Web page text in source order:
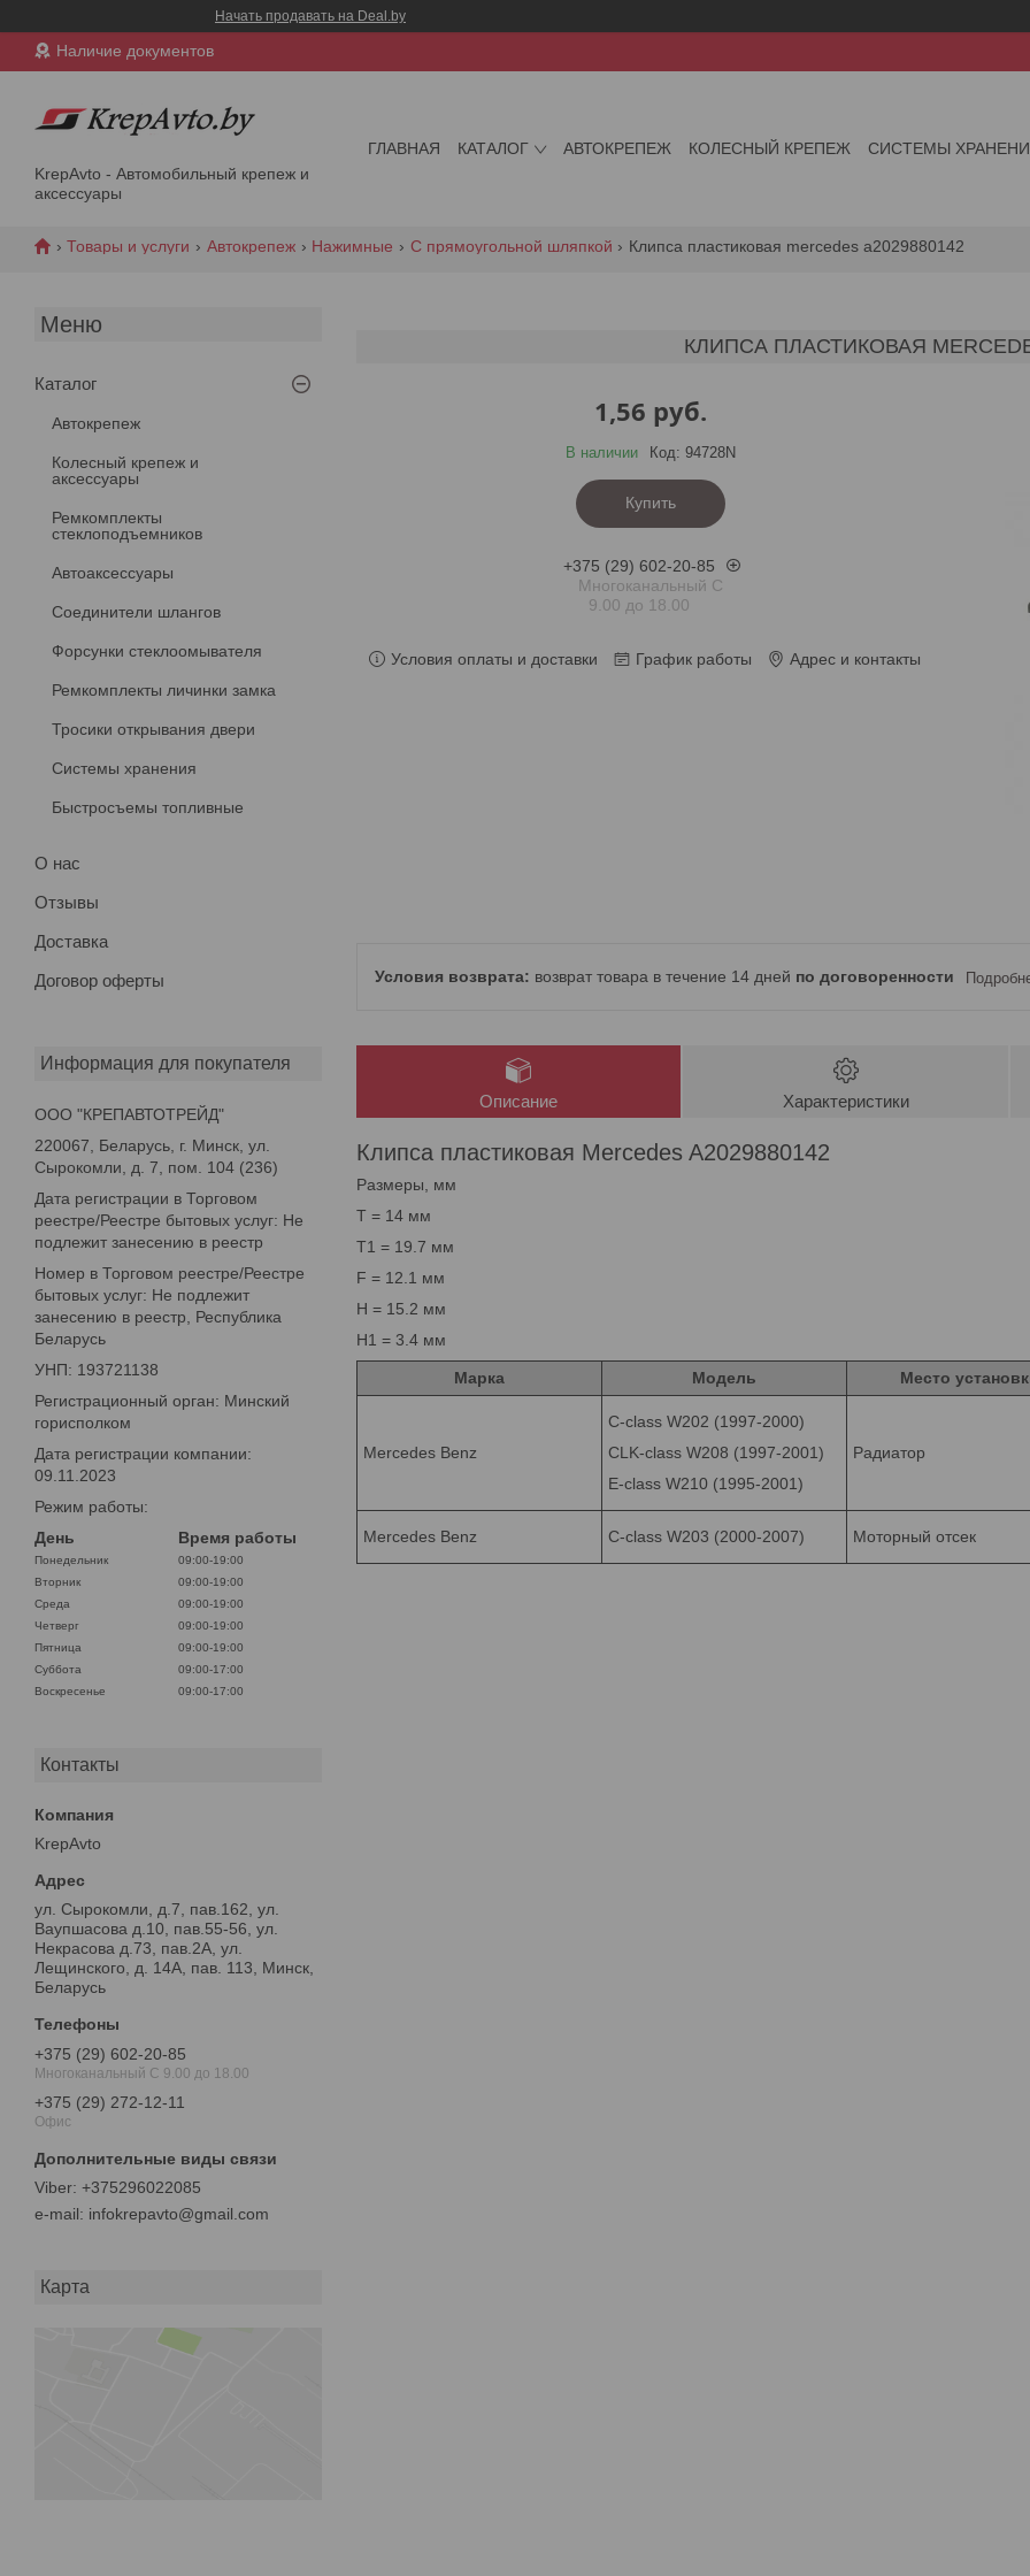
Начать продавать на Deal.by
Наличие документов
KrepAvto - Автомобильный крепеж и
аксессуары
ГЛАВНАЯ КАТАЛОГ АВТОКРЕПЕЖ КОЛЕСНЫЙ КРЕПЕЖ СИСТЕМЫ
Товары и услуги Автокрепеж Нажимные С прямоугольной шляпкой Клипса пластиковая mercedes a2029880142
Каталог
Автокрепеж
Колесный крепеж и
аксессуары
Ремкомплекты
стеклоподъемников
Автоаксессуары
Соединители шлангов
Форсунки стеклоомывателя
Ремкомплекты личинки замка
Тросики открывания двери
Системы хранения
Быстросъемы топливные
О нас
Отзывы
Доставка
Договор оферты
Информация для покупателя
ООО "КРЕПАВТОТРЕЙД"
220067, Беларусь, г. Минск, ул.
Сырокомли, д. 7, пом. 104 (236)
Дата регистрации в Торговом
реестре/Реестре бытовых услуг: Не
подлежит занесению в реестр
Номер в Торговом реестре/Реестре
бытовых услуг: Не подлежит
занесению в реестр, Республика
Беларусь
УНП: 193721138
Регистрационный орган: Минский
горисполком
Дата регистрации компании:
09.11.2023
Режим работы:
День
Время работы
Понедельник
09:00-19:00
Вторник
09:00-19:00
Среда
09:00-19:00
Четверг
09:00-19:00
Пятница
09:00-19:00
Суббота
09:00-17:00
Воскресенье
09:00-17:00
Контакты
KrepAvto
ул. Сырокомли, д.7, пав.162, ул.
Ваупшасова д.10, пав.55-56, ул.
Некрасова д.73, пав.2А, ул.
Лещинского, д. 14А, пав. 113, Минск,
Беларусь
+375 (29) 602-20-85
Многоканальный С 9.00 до 18.00
+375 (29) 272-12-11
Офис
+375296022085
e-mail
infokrepavto@gmail.com
Карта
КЛИПСА ПЛАСТИКОВАЯ
1,56 руб.
В наличии Код: 94728N
Купить
+375 (29) 602-20-85
Многоканальный С
9.00 до 18.00
Условия оплаты и доставки График работы Адрес и контакты
возврат товара в течение 14 дней по договоренности
Описание Характеристики
Клипса пластиковая Mercedes A2029880142
Размеры, мм
T = 14 мм
T1 = 19.7 мм
F = 12.1 мм
H = 15.2 мм
H1 = 3.4 мм
Марка Модель Место
Mercedes Benz
C-class W202 (1997-2000)
CLK-class W208 (1997-2001)
E-class W210 (1995-2001)
Радиатор
Mercedes Benz C-class W203 (2000-2007) Моторный отсек